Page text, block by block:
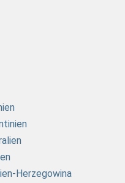
Herzegowina